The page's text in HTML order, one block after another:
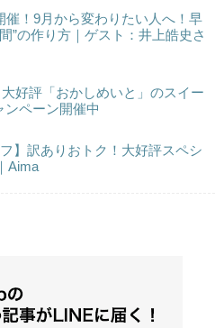
催！9月から変わりたい人へ！早
”の作り方｜ゲスト：井上皓史さ
大好評「おかしめいと」のスイー
ンペーン開催中
】訳ありおトク！大好評スペシ
Aima